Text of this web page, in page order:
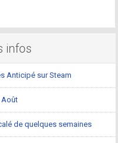
infos
Anticipé sur Steam
Août
de quelques semaines